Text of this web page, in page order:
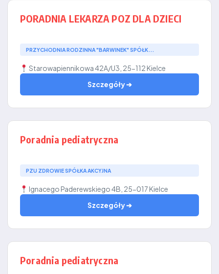
PORADNIA LEKARZA POZ DLA DZIECI
PRZYCHODNIA RODZINNA "BARWINEK" SPÓŁK...
Starowapiennikowa 42A/U3, 25-112 Kielce
Szczegóły ➔
Poradnia pediatryczna
PZU ZDROWIE SPÓŁKA AKCYJNA
Ignacego Paderewskiego 4B, 25-017 Kielce
Szczegóły ➔
Poradnia pediatryczna